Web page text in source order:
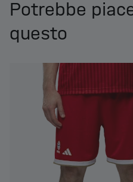
Potrebbe
questo